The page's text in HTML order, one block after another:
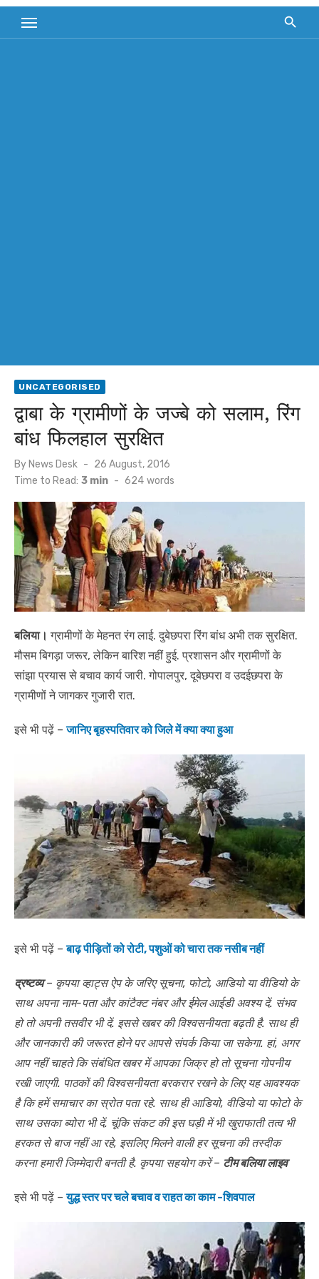
UNCATEGORISED
द्वाबा के ग्रामीणों के जज्बे को सलाम, रिंग
बांध फिलहाल सुरक्षित
ByNews Desk
Posted
on
26 August, 2016
Time to Read: 3 min - 624 words
बलिया। ग्रामीणों के मेहनत रंग लाई. दुबेछपरा रिंग बांध अभी तक सुरक्षित.
मौसम बिगड़ा जरूर, लेकिन बारिश नहीं हुई. प्रशासन और ग्रामीणों के
सांझा प्रयास से बचाव कार्य जारी. गोपालपुर, दूबेछपरा व उदईछपरा के
ग्रामीणों ने जागकर गुजारी रात.
इसे भी पढ़ें –जानिए बृहस्पतिवार को जिले में क्या क्या हुआ
इसे भी पढ़ें –बाढ़ पीड़ितों को रोटी, पशुओं को चारा तक नसीब नहीं
द्रष्टव्य– कृपया व्हाट्स ऐप के जरिए सूचना, फोटो, आडियो या वीडियो के
साथ अपना नाम-पता और कांटैक्ट नंबर और ईमेल आईडी अवश्य दें. संभव
हो तो अपनी तसवीर भी दें. इससे खबर की विश्वसनीयता बढ़ती है. साथ ही
और जानकारी की जरूरत होने पर आपसे संपर्क किया जा सकेगा. हां, अगर
आप नहीं चाहते कि संबंधित खबर में आपका जिक्र हो तो सूचना गोपनीय
रखी जाएगी. पाठकों की विश्वसनीयता बरकरार रखने के लिए यह आवश्यक
है कि हमें समाचार का स्रोत पता रहे. साथ ही आडियो, वीडियो या फोटो के
साथ उसका ब्योरा भी दें. चूंकि संकट की इस घड़ी में भी खुराफाती तत्व भी
हरकत से बाज नहीं आ रहे, इसलिए मिलने वाली हर सूचना की तस्दीक
करना हमारी जिम्मेदारी बनती है. कृपया सहयोग करें – टीम बलिया लाइव
इसे भी पढ़ें –युद्ध स्तर पर चले बचाव व राहत का काम -शिवपाल